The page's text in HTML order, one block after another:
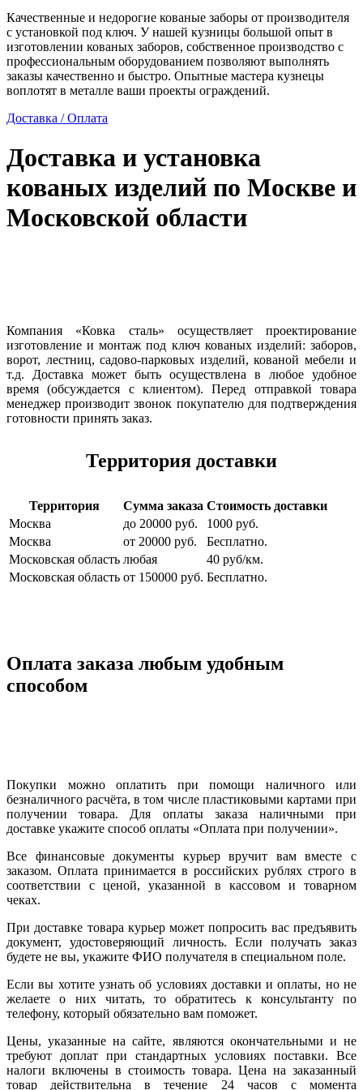
Качественные и недорогие кованые заборы от производителя
с установкой под ключ. У нашей кузницы большой опыт в
изготовлении кованых заборов, собственное производство с
профессиональным оборудованием позволяют выполнять
заказы качественно и быстро. Опытные мастера кузнецы
воплотят в металле ваши проекты ограждений.
Доставка / Оплата
Доставка и установка
кованых изделий по Москве и
Московской области
Компания «Ковка сталь» осуществляет проектирование
изготовление и монтаж под ключ кованых изделий: заборов,
ворот, лестниц, садово-парковых изделий, кованой мебели и
т.д. Доставка может быть осуществлена в любое удобное
время (обсуждается с клиентом). Перед отправкой товара
менеджер производит звонок покупателю для подтверждения
готовности принять заказ.
Территория доставки
Территория Сумма заказа Стоимость доставки
Москва
до 20000 руб.
1000 руб.
Москва
от 20000 руб.
Бесплатно.
Московская область любая
40 руб/км.
Московская область от 150000 руб. Бесплатно.
Оплата заказа любым удобным
способом
Покупки можно оплатить при помощи наличного или
безналичного расчёта, в том числе пластиковыми картами при
получении товара. Для оплаты заказа наличными при
доставке укажите способ оплаты «Оплата при получении».
Все финансовые документы курьер вручит вам вместе с
заказом. Оплата принимается в российских рублях строго в
соответствии с ценой, указанной в кассовом и товарном
чеках.
При доставке товара курьер может попросить вас предъявить
документ, удостоверяющий личность. Если получать заказ
будете не вы, укажите ФИО получателя в специальном поле.
Если вы хотите узнать об условиях доставки и оплаты, но не
желаете о них читать, то обратитесь к консультанту по
телефону, который обязательно вам поможет.
Цены, указанные на сайте, являются окончательными и не
требуют доплат при стандартных условиях поставки. Все
налоги включены в стоимость товара. Цена на заказанный
товар действительна в течение 24 часов с момента